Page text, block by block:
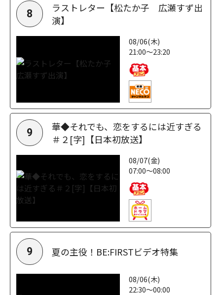
8
ラストレター【松たか子 広瀬すず出
演】
08/06(木)
21:00～23:20
9
華◆それでも、恋をするには近すぎる
＃２[字]【日本初放送】
08/07(金)
07:00～08:00
9 夏の主役！BE:FIRSTビデオ特集
08/06(木)
22:30～00:00